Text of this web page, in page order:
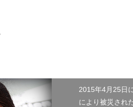
2015年4月25日
により被災され